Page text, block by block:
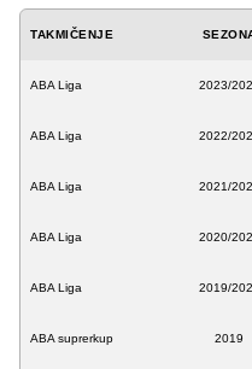
TAKMIČENJE
ABA Liga 2023/
ABA Liga 2022/
ABA Liga 2021/
ABA Liga 2020/
ABA Liga 2019/
ABA suprerkup 2019